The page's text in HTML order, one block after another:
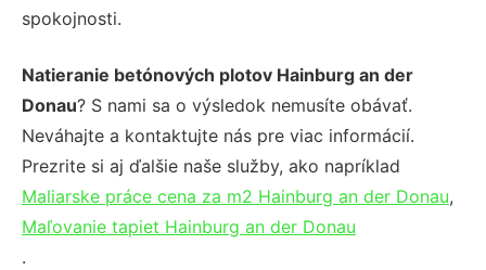
spokojnosti.
Natieranie betónových plotov Hainburg an der
Donau? S nami sa o výsledok nemusíte obávať.
Neváhajte a kontaktujte nás pre viac informácií.
Prezrite si aj ďalšie naše služby, ako napríklad
Maliarske práce cena za m2 Hainburg an der Donau,
Maľovanie tapiet Hainburg an der Donau
.